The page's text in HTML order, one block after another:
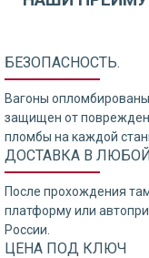
БЕЗОПАСНОСТЬ.
Вагоны
защищен от
пломбы на каждой
ДОСТАВКА В
После прохождения
платформу или
России.
ЦЕНА ПОД КЛЮЧ